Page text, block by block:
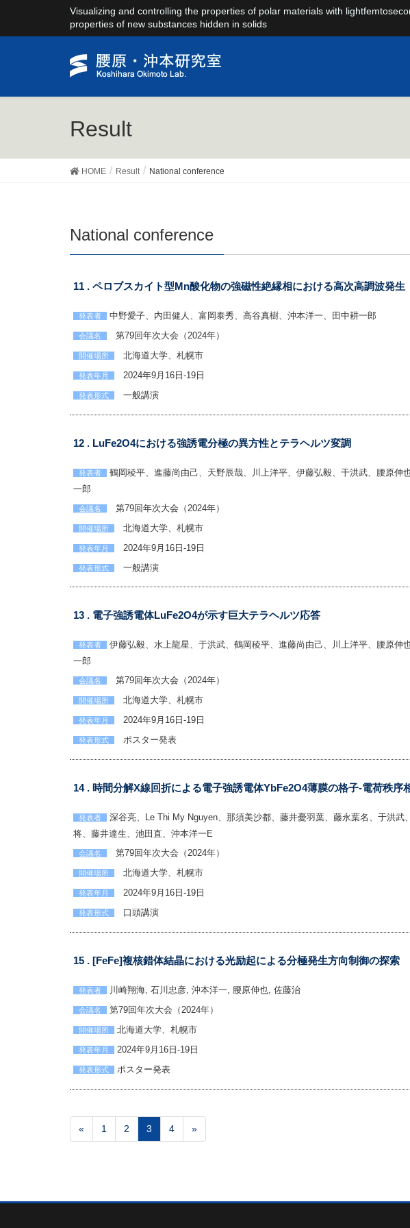
Visualizing and controlling the properties of polar materials with
properties of new substances hidden in solids
Result
HOME Result National conference
National conference
11 . ペロブスカイト型Mn酸化物の強磁性絶縁相における高次高調波発生
発表者 中野愛子、内田健人、富岡泰秀、高谷真樹、沖本洋一、田中耕一郎
会議名 第79回年次大会（2024年）
開催場所 北海道大学、札幌市
発表年月 2024年9月16日-19日
発表形式 一般講演
12 . LuFe2O4における強誘電分極の異方性とテラヘルツ変調
発表者
鶴岡稜平、進藤尚由己、天野辰哉、川上洋平、伊藤弘毅、干洪武、腰原伸
一郎
会議名 第79回年次大会（2024年）
開催場所 北海道大学、札幌市
発表年月 2024年9月16日-19日
発表形式 一般講演
13 . 電子強誘電体LuFe2O4が示す巨大テラヘルツ応答
発表者
伊藤弘毅、水上龍星、于洪武、鶴岡稜平、進藤尚由己、川上洋平、腰原伸
一郎
会議名 第79回年次大会（2024年）
開催場所 北海道大学、札幌市
発表年月 2024年9月16日-19日
発表形式 ポスター発表
14 . 時間分解X線回折による電子強誘電体YbFe2O4薄膜の格子-電荷秩序
発表者
深谷亮、Le Thi My Nguyen、那須美沙都、藤井憂羽葉、藤永葉名、于洪武
将、藤井達生、池田直、沖本洋一E
会議名 第79回年次大会（2024年）
開催場所 北海道大学、札幌市
発表年月 2024年9月16日-19日
発表形式 口頭講演
15 . [FeFe]複核錯体結晶における光励起による分極発生方向制御の探索
発表者 川崎翔海, 石川忠彦, 沖本洋一, 腰原伸也, 佐藤治
会議名 第79回年次大会（2024年）
開催場所 北海道大学、札幌市
発表年月 2024年9月16日-19日
発表形式 ポスター発表
« 1 2 3 4 »